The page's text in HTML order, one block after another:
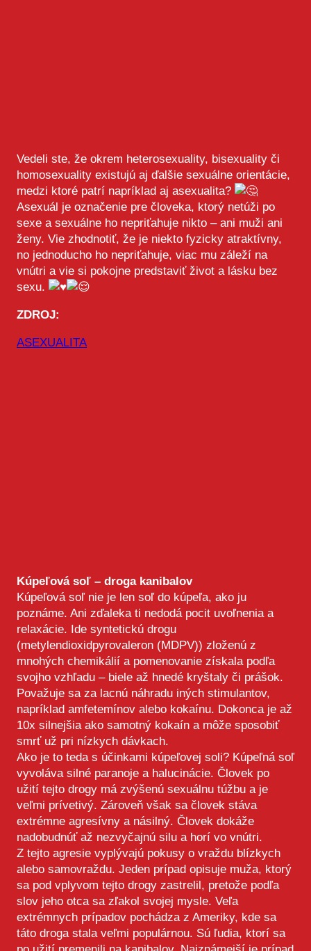
Vedeli ste, že okrem heterosexuality, bisexuality či
homosexuality existujú aj ďalšie sexuálne orientácie,
medzi ktoré patrí napríklad aj asexualita?
Asexuál je označenie pre človeka, ktorý netúži po
sexe a sexuálne ho nepriťahuje nikto – ani muži ani
ženy. Vie zhodnotiť, že je niekto fyzicky atraktívny,
no jednoducho ho nepriťahuje, viac mu záleží na
vnútri a vie si pokojne predstaviť život a lásku bez
sexu.
ZDROJ:
ASEXUALITA
Kúpeľová soľ – droga kanibalov
Kúpeľová soľ nie je len soľ do kúpeľa, ako ju
poznáme. Ani zďaleka ti nedodá pocit uvoľnenia a
relaxácie. Ide syntetickú drogu
(metylendioxidpyrovaleron (MDPV)) zloženú z
mnohých chemikálií a pomenovanie získala podľa
svojho vzhľadu – biele až hnedé kryštaly či prášok.
Považuje sa za lacnú náhradu iných stimulantov,
napríklad amfetemínov alebo kokaínu. Dokonca je až
10x silnejšia ako samotný kokaín a môže sposobiť
smrť už pri nízkych dávkach.
Ako je to teda s účinkami kúpeľovej soli? Kúpeľná soľ
vyvoláva silné paranoje a halucinácie. Človek po
užití tejto drogy má zvýšenú sexuálnu túžbu a je
veľmi prívetivý. Zároveň však sa človek stáva
extrémne agresívny a násilný. Človek dokáže
nadobudnúť až nezvyčajnú silu a horí vo vnútri.
Z tejto agresie vyplývajú pokusy o vraždu blízkych
alebo samovraždu. Jeden prípad opisuje muža, ktorý
sa pod vplyvom tejto drogy zastrelil, pretože podľa
slov jeho otca sa zľakol svojej mysle. Veľa
extrémnych prípadov pochádza z Ameriky, kde sa
táto droga stala veľmi populárnou. Sú ľudia, ktorí sa